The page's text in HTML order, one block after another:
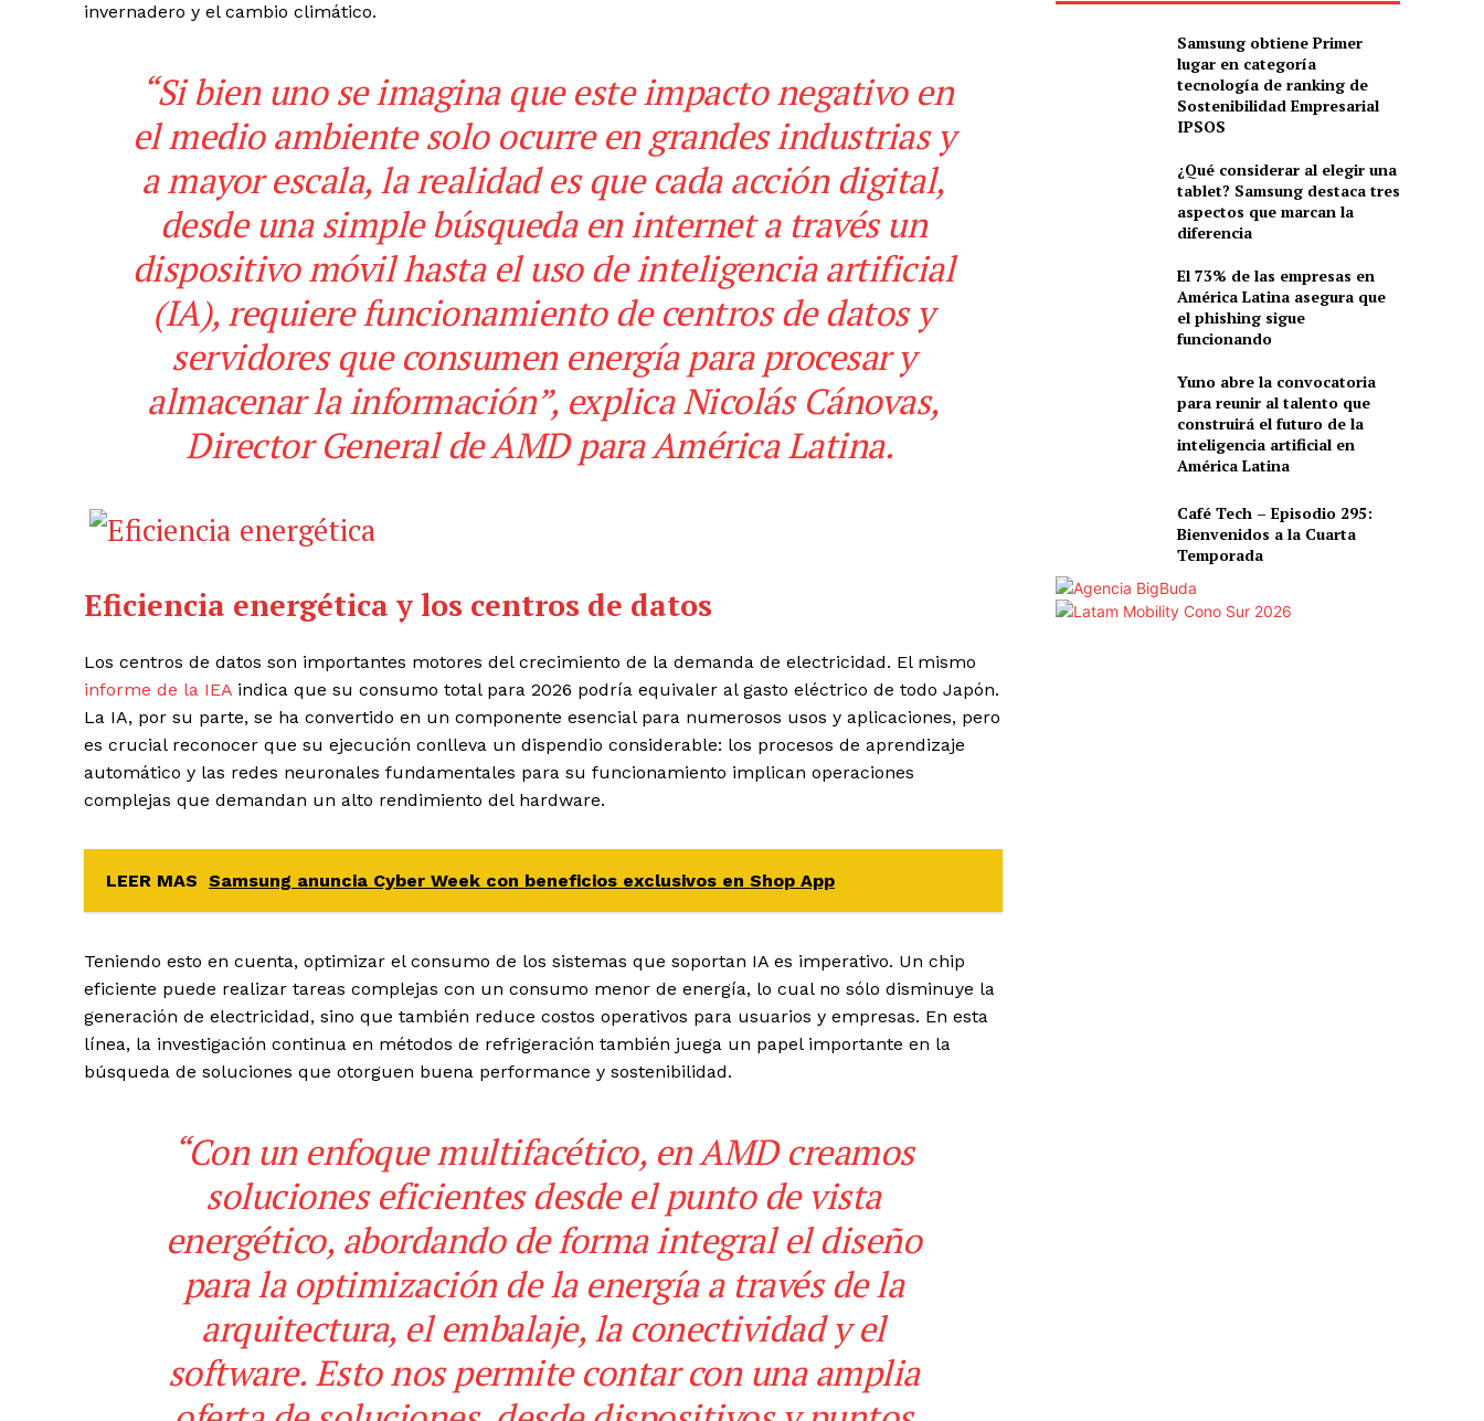
invernadero y el cambio climático.
“Si bien uno se imagina que este impacto negativo en
el medio ambiente solo ocurre en grandes industrias y
a mayor escala, la realidad es que cada acción digital,
desde una simple búsqueda en internet a través un
dispositivo móvil hasta el uso de inteligencia artificial
(IA), requiere funcionamiento de centros de datos y
servidores que consumen energía para procesar y
almacenar la información”, explica Nicolás Cánovas,
Director General de AMD para América Latina.
Eficiencia energética y los centros de datos
Los centros de datos son importantes motores del crecimiento de la demanda de electricidad. El mismo
informe de la IEA indica que su consumo total para 2026 podría equivaler al gasto eléctrico de todo Japón.
La IA, por su parte, se ha convertido en un componente esencial para numerosos usos y aplicaciones, pero
es crucial reconocer que su ejecución conlleva un dispendio considerable: los procesos de aprendizaje
automático y las redes neuronales fundamentales para su funcionamiento implican operaciones
complejas que demandan un alto rendimiento del hardware.
LEER MAS Samsung anuncia Cyber Week con beneficios exclusivos en Shop App
Teniendo esto en cuenta, optimizar el consumo de los sistemas que soportan IA es imperativo. Un chip
eficiente puede realizar tareas complejas con un consumo menor de energía, lo cual no sólo disminuye la
generación de electricidad, sino que también reduce costos operativos para usuarios y empresas. En esta
línea, la investigación continua en métodos de refrigeración también juega un papel importante en la
búsqueda de soluciones que otorguen buena performance y sostenibilidad.
“Con un enfoque multifacético, en AMD creamos
soluciones eficientes desde el punto de vista
energético, abordando de forma integral el diseño
para la optimización de la energía a través de la
arquitectura, el embalaje, la conectividad y el
software. Esto nos permite contar con una amplia
Samsung obtiene Primer
lugar en categoría
tecnología de ranking de
Sostenibilidad Empresarial
IPSOS
¿Qué considerar al elegir una
tablet? Samsung destaca tres
aspectos que marcan la
diferencia
El 73% de las empresas en
América Latina asegura que
el phishing sigue
funcionando
Yuno abre la convocatoria
para reunir al talento que
construirá el futuro de la
inteligencia artificial en
América Latina
Café Tech – Episodio 295:
Bienvenidos a la Cuarta
Temporada